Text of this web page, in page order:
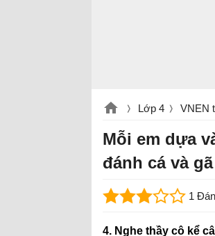
Lớp 4 VNEN
Mỗi em dựa
đánh cá và
1
4. Nghe thầy cô kể